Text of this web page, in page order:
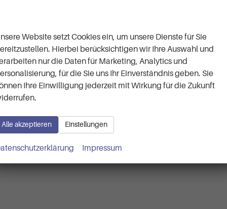
Vorname* Nachname
und Kontaktdaten dazu verwendet, um mit mir anlässlich meiner
Dies gilt insbesondere für die Verwendung der E-Mail-Adresse und der
Website setzt Cookies ein, um unsere Dienste für Sie
Hierbei berücksichtigen wir Ihre Auswahl und
nur die Daten für Marketing, Analytics und
für die Sie uns Ihr Einverständnis geben. Sie
Ihre Einwilligung jederzeit mit Wirkung für die Zukunft
Alle akzeptieren Einstellungen
Impressum